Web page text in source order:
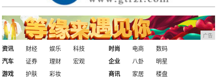
广告
资讯 财经 娱乐
科技
汽车
证券 理财 宏观
时尚 电商
数码
企业
八卦
明星
游戏
护肤
彩妆
商讯 家居
楼盘